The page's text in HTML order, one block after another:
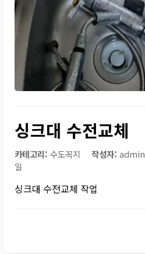
싱크대 수전교체
카테고리: 수도꼭지 작성자: admin
일
싱크대 수전교체 작업